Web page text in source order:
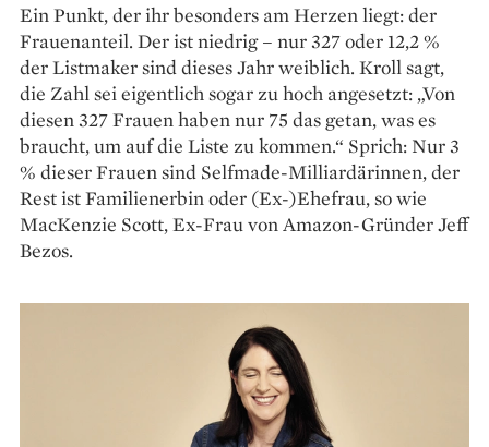
Ein Punkt, der ihr besonders am Herzen liegt: der
Frauenanteil. Der ist niedrig – nur 327 oder 12,2 %
der Listmaker sind dieses Jahr weiblich. Kroll sagt,
die Zahl sei eigentlich sogar zu hoch angesetzt: „Von
diesen 327 Frauen haben nur 75 das getan, was es
braucht, um auf die Liste zu kommen.“ Sprich: Nur 3
% dieser Frauen sind Selfmade-Mil­liardärinnen, der
Rest ist Familienerbin oder (Ex-)Ehefrau, so wie
MacKenzie Scott, Ex-Frau von Amazon-Gründer Jeff
Bezos.